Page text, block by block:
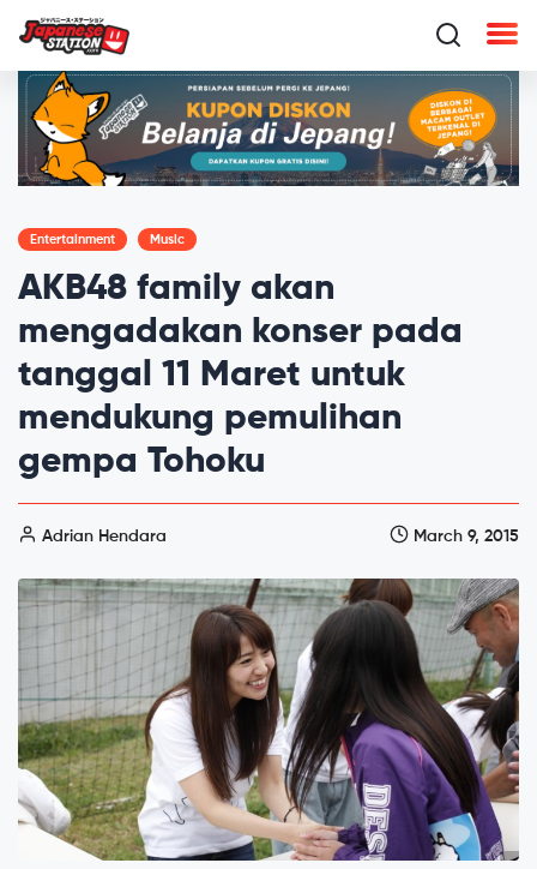
Entertainment Music
AKB48 family akan
mengadakan konser pada
tanggal 11 Maret untuk
mendukung pemulihan
gempa Tohoku
Adrian Hendara March 9, 2015